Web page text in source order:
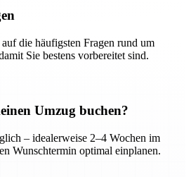
die häufigsten Fragen rund um
Sie bestens vorbereitet sind.
Umzug buchen?
– idealerweise 2–4 Wochen im
Wunschtermin optimal einplanen.